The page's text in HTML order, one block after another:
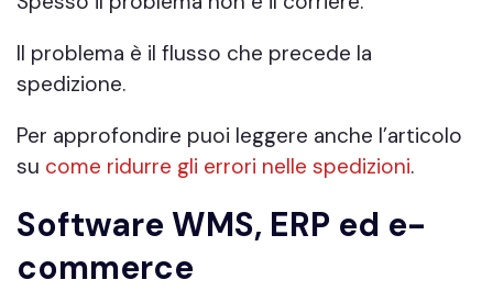
Il problema è il flusso che precede la
spedizione.
Per approfondire puoi leggere anche l’articolo
su come ridurre gli errori nelle spedizioni.
Software WMS, ERP ed e-
commerce